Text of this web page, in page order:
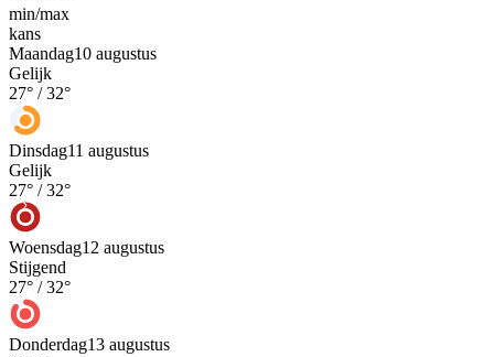
min/max
kans
Maandag10 augustus
Gelijk
27° /32°
Dinsdag11 augustus
Gelijk
27° /32°
Woensdag12 augustus
Stijgend
27° /32°
Donderdag13 augustus